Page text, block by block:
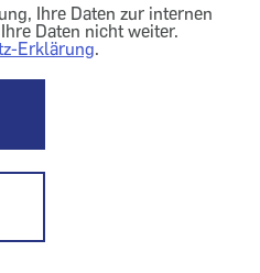
Ihre Daten zur internen
Daten nicht weiter.
Erklärung.
meisten verärgert? 5.300